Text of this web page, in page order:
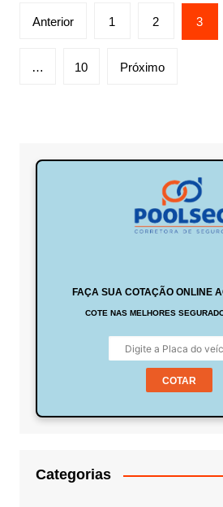
Paginação
posts
Anterior 1 2 3
… 10 Próximo
FAÇA SUA COTAÇÃO ONLINE
COTE NAS MELHORES
COTAR
Categorias